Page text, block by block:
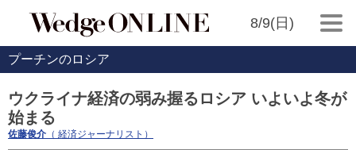
8/9(日)
プーチンのロシア
ウクライナ経済の弱み握るロシア いよいよ冬が
始まる
佐藤俊介 （ 経済ジャーナリスト）